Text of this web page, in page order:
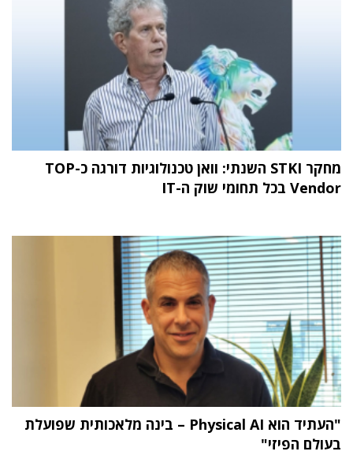
מחקר STKI השנתי: וואן טכנולוגיות דורגה כ-TOP
Vendor בכל תחומי שוק ה-IT
"העתיד הוא Physical AI – בינה מלאכותית שפועלת
בעולם הפיזי"